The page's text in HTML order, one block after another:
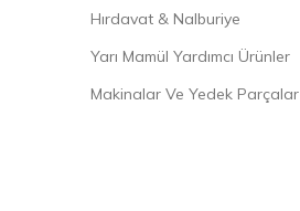
Hırdavat & Nalburiye
Yarı Mamül Yardımcı Ürünler
Makinalar Ve Yedek Parçalar